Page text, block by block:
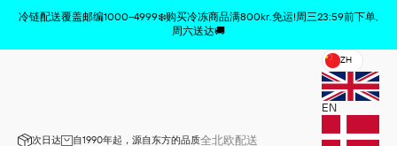
冷链配送覆盖邮编1000–4999❄️购买冷冻商品满800kr.免运!周三23:59前下单,
周六送达🚚
次日达 自1990年起，源自东方的品质全北欧配送
ZH
EN
商品已从购物车中删除 x